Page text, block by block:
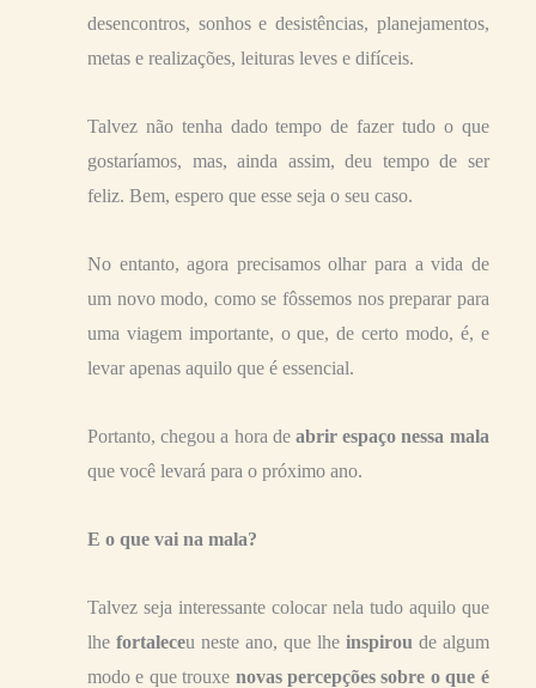
desencontros, sonhos e desistências, planejamentos,
metas e realizações, leituras leves e difíceis.
Talvez não tenha dado tempo de fazer tudo o que
gostaríamos, mas, ainda assim, deu tempo de ser
feliz. Bem, espero que esse seja o seu caso.
No entanto, agora precisamos olhar para a vida de
um novo modo, como se fôssemos nos preparar para
uma viagem importante, o que, de certo modo, é, e
levar apenas aquilo que é essencial.
Portanto, chegou a hora deabrir espaço nessa mala
que você levará para o próximo ano.
E o que vai na mala?
Talvez seja interessante colocar nela tudo aquilo que
lhe fortaleceu neste ano, que lheinspirou de algum
modo e que trouxe novas percepções sobre o que é